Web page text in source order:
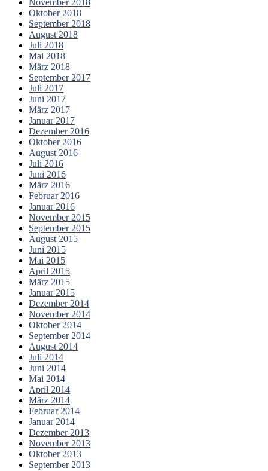
November 2018
Oktober 2018
September 2018
August 2018
Juli 2018
Mai 2018
März 2018
September 2017
Juli 2017
Juni 2017
März 2017
Januar 2017
Dezember 2016
Oktober 2016
August 2016
Juli 2016
Juni 2016
März 2016
Februar 2016
Januar 2016
November 2015
September 2015
August 2015
Juni 2015
Mai 2015
April 2015
März 2015
Januar 2015
Dezember 2014
November 2014
Oktober 2014
September 2014
August 2014
Juli 2014
Juni 2014
Mai 2014
April 2014
März 2014
Februar 2014
Januar 2014
Dezember 2013
November 2013
Oktober 2013
September 2013